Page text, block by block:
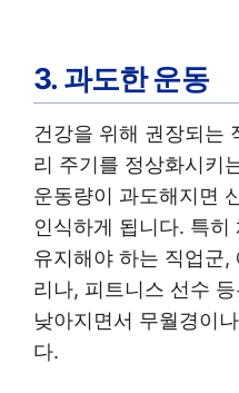
3. 과도한 운동
건강을 위해 권장되는
리 주기를 정상화시키
운동량이 과도해지면
인식하게 됩니다. 특
유지해야 하는 직업군,
리나, 피트니스 선수
낮아지면서 무월경이
다.